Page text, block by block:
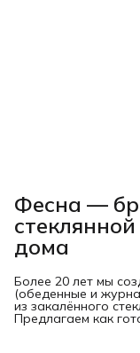
Фесна —
дома
Более 20 лет мы
(обеденные и
из закалённого
Предлагаем как